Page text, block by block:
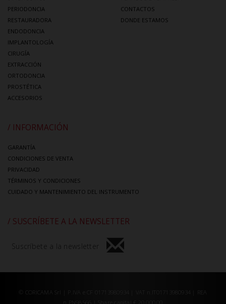
PERIODONCIA
RESTAURADORA
ENDODONCIA
IMPLANTOLOGÍA
CIRUGÍA
EXTRACCIÓN
ORTODONCIA
PROSTÉTICA
ACCESORIOS
CONTACTOS
DONDE ESTAMOS
/ INFORMACIÓN
GARANTÍA
CONDICIONES DE VENTA
PRIVACIDAD
TÉRMINOS Y CONDICIONES
CUIDADO Y MANTENIMIENTO DEL INSTRUMENTO
/ SUSCRÍBETE A LA NEWSLETTER
Suscríbete a la newsletter
© CORICAMA Srl | P.IVA e CF 01713980934 | VAT n.IT01713980934 | REA